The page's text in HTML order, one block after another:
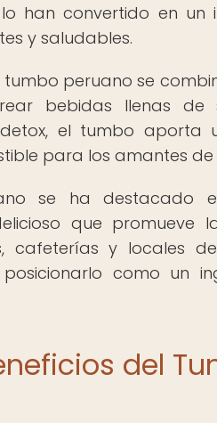
han convertido en
y saludables.
tumbo peruano se
bebidas llenas de
el tumbo aporta
para los amantes
se ha destacado
que promueve
cafeterías y locales
como un
del